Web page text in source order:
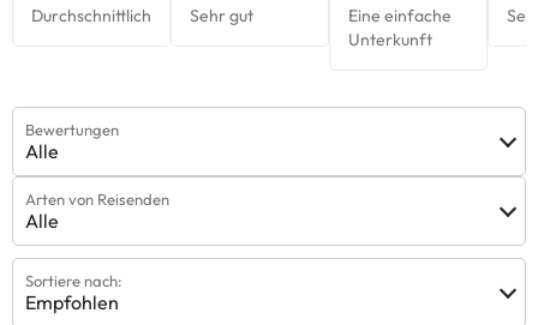
Bewertungen
Alle
Arten von Reisenden
Alle
Sortiere nach:
Empfohlen